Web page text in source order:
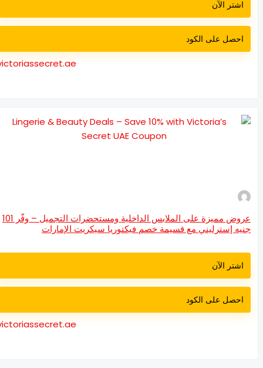
اشتر الآن
احصل على الكود
victoriassecret.ae
عروض مميزة على الملابس الداخلية ومستحضرات التجميل – وفّر 101
إسترليني مع قسيمة خصم فيكتوريا سيكريت الإمارات
اشتر الآن
احصل على الكود
victoriassecret.ae